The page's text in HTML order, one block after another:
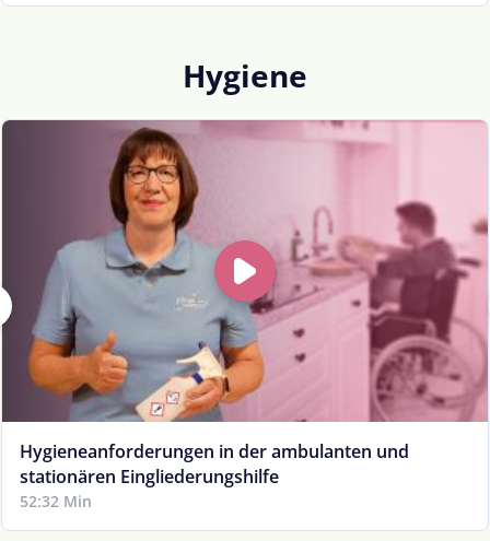
Hygiene
Hygieneanforderungen in der ambulanten und
stationären Eingliederungshilfe
52:32 Min